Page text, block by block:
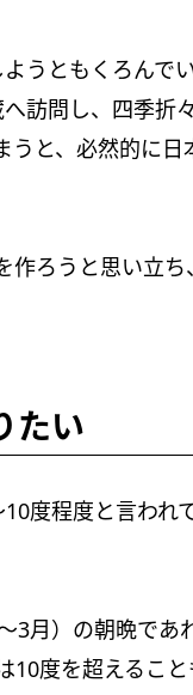
うともくろんで
訪問し、四季折
うと、必然的に
作ろうと思い立
たい
度程度と言わ
3月）の朝晩で
10度を超えるこ